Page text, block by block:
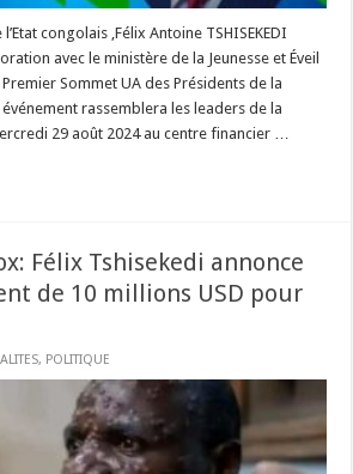
congolais ,Félix Antoine TSHISEKEDI
avec le ministère de la Jeunesse et Éveil
Sommet UA des Présidents de la
événement rassemblera les leaders de la
29 août 2024 au centre financier …
Félix Tshisekedi annonce
de 10 millions USD pour
, POLITIQUE